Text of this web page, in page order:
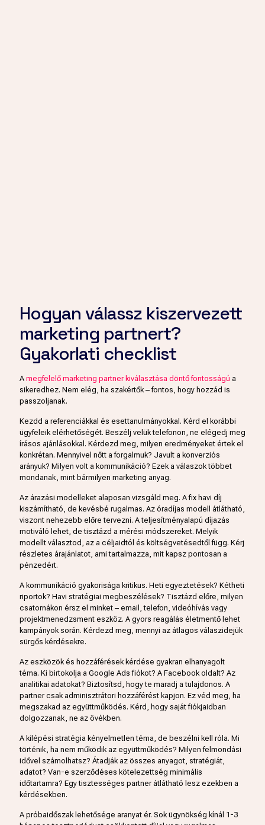
Hogyan válassz kiszervezett
marketing partnert?
Gyakorlati checklist
A megfelelő marketing partner kiválasztása döntő fontosságú a
sikeredhez. Nem elég, ha szakértők – fontos, hogy hozzád is
passzoljanak.
Kezdd a referenciákkal és esettanulmányokkal. Kérd el korábbi
ügyfeleik elérhetőségét. Beszélj velük telefonon, ne elégedj meg
írásos ajánlásokkal. Kérdezd meg, milyen eredményeket értek el
konkrétan. Mennyivel nőtt a forgalmuk? Javult a konverziós
arányuk? Milyen volt a kommunikáció? Ezek a válaszok többet
mondanak, mint bármilyen marketing anyag.
Az árazási modelleket alaposan vizsgáld meg. A fix havi díj
kiszámítható, de kevésbé rugalmas. Az óradíjas modell átlátható,
viszont nehezebb előre tervezni. A teljesítményalapú díjazás
motiváló lehet, de tisztázd a mérési módszereket. Melyik
modellt választod, az a céljaidtól és költségvetésedtől függ. Kérj
részletes árajánlatot, ami tartalmazza, mit kapsz pontosan a
pénzedért.
A kommunikáció gyakorisága kritikus. Heti egyeztetések? Kétheti
riportok? Havi stratégiai megbeszélések? Tisztázd előre, milyen
csatornákon érsz el minket – email, telefon, videóhívás vagy
projektmenedzsment eszköz. A gyors reagálás életmentő lehet
kampányok során. Kérdezd meg, mennyi az átlagos válaszidejük
sürgős kérdésekre.
Az eszközök és hozzáférések kérdése gyakran elhanyagolt
téma. Ki birtokolja a Google Ads fiókot? A Facebook oldalt? Az
analitikai adatokat? Biztosítsd, hogy te maradj a tulajdonos. A
partner csak adminisztrátori hozzáférést kapjon. Ez véd meg, ha
megszakad az együttműködés. Kérd, hogy saját fiókjaidban
dolgozzanak, ne az övékben.
A kilépési stratégia kényelmetlen téma, de beszélni kell róla. Mi
történik, ha nem működik az együttműködés? Milyen felmondási
idővel számolhatsz? Átadják az összes anyagot, stratégiát,
adatot? Van-e szerződéses kötelezettség minimális
időtartamra? Egy tisztességes partner átlátható lesz ezekben a
kérdésekben.
A próbaidőszak lehetősége aranyat ér. Sok ügynökség kínál 1-3